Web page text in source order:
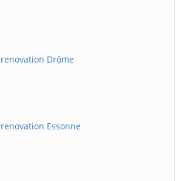
Drôme
Essonne